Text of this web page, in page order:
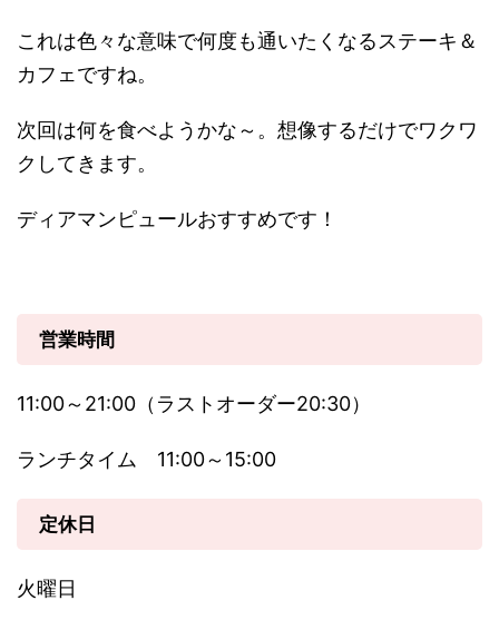
これは色々な意味で何度も通いたくなるステーキ＆
カフェですね。
次回は何を食べようかな～。想像するだけでワクワ
クしてきます。
ディアマンピュールおすすめです！
営業時間
11:00～21:00（ラストオーダー20:30）
ランチタイム 11:00～15:00
定休日
火曜日